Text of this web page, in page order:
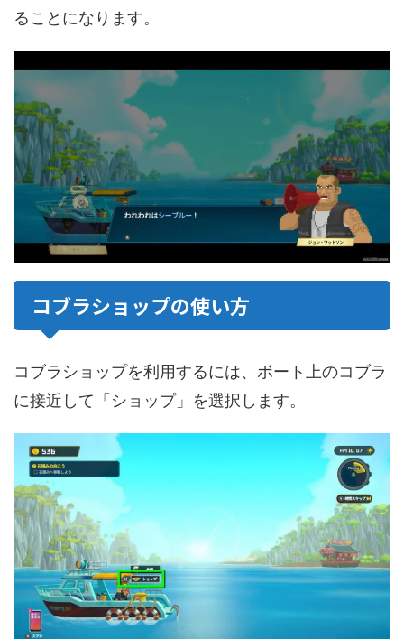
ることになります。
コブラショップの使い方
コブラショップを利用するには、ボート上のコブラ
に接近して「ショップ」を選択します。